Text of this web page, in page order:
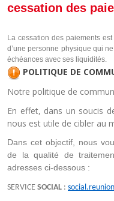
cessation des
La cessation des paiements
d’une personne physique qui
échéances avec ses liquidités.
POLITIQUE DE
Notre politique de
En effet, dans un soucis
nous est utile de cibler au
Dans cet objectif, nous
de la qualité de
adresses ci-dessous :
SERVICE SOCIAL :